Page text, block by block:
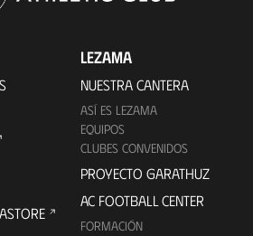
LEZAMA
NUESTRA CANTERA
ASÍ ES LEZAMA
EQUIPOS
CLUBES CONVENIDOS
PROYECTO GARATHUZ
AC FOOTBALL CENTER
FORMACIÓN